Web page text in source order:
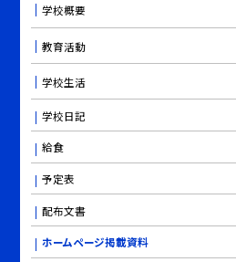
学校概要
教育活動
学校生活
学校日記
給食
予定表
配布文書
ホームページ掲載資料